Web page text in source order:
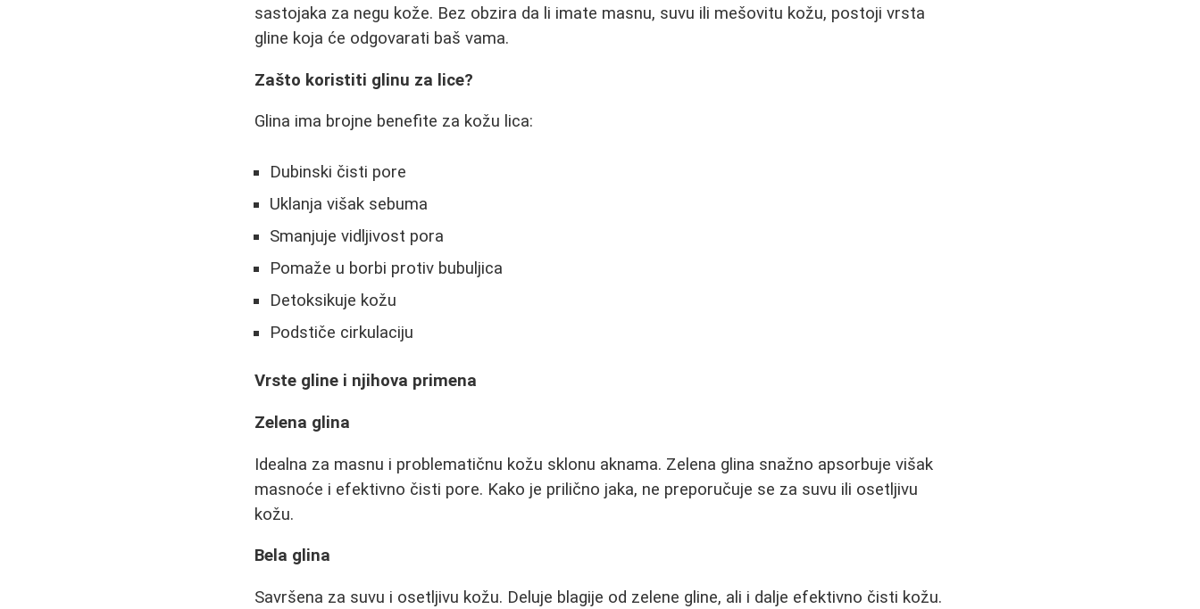
sastojaka za negu kože. Bez obzira da li imate masnu, suvu ili mešovitu kožu, postoji vrsta
gline koja će odgovarati baš vama.
Zašto koristiti glinu za lice?
Glina ima brojne benefite za kožu lica:
Dubinski čisti pore
Uklanja višak sebuma
Smanjuje vidljivost pora
Pomaže u borbi protiv bubuljica
Detoksikuje kožu
Podstiče cirkulaciju
Vrste gline i njihova primena
Zelena glina
Idealna za masnu i problematičnu kožu sklonu aknama. Zelena glina snažno apsorbuje višak
masnoće i efektivno čisti pore. Kako je prilično jaka, ne preporučuje se za suvu ili osetljivu
kožu.
Bela glina
Savršena za suvu i osetljivu kožu. Deluje blagije od zelene gline, ali i dalje efektivno čisti kožu.